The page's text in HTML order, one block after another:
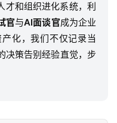
和组织进化系统，利
官与AI面谈官成为企业
化，我们不仅记录当
策告别经验直觉，步